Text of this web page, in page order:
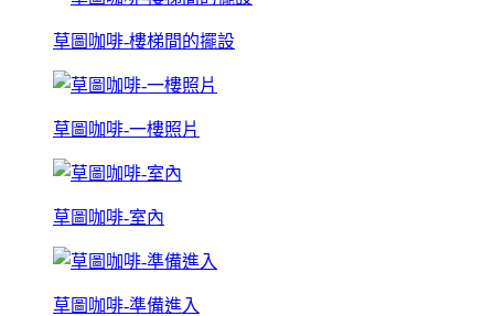
草圖咖啡-樓梯間的擺設
草圖咖啡-一樓照片
草圖咖啡-室內
草圖咖啡-準備進入